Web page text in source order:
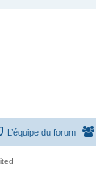
L’équipe du forum